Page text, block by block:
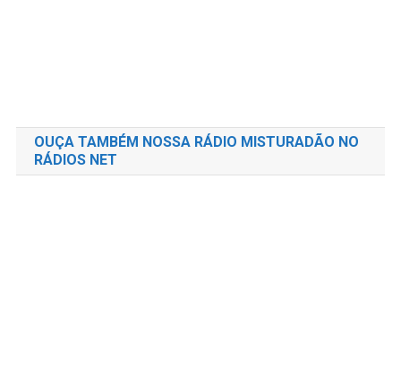
OUÇA TAMBÉM NOSSA RÁDIO MISTURADÃO NO
RÁDIOS NET